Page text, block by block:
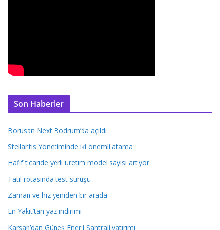
Son Haberler
Borusan Next Bodrum’da açıldı
Stellantis Yönetiminde iki önemli atama
Hafif ticaride yerli üretim model sayısı artıyor
Tatil rotasında test sürüşü
Zaman ve hız yeniden bir arada
En Yakıt’tan yaz indirimi
Karsan’dan Güneş Enerji Santrali yatırımı